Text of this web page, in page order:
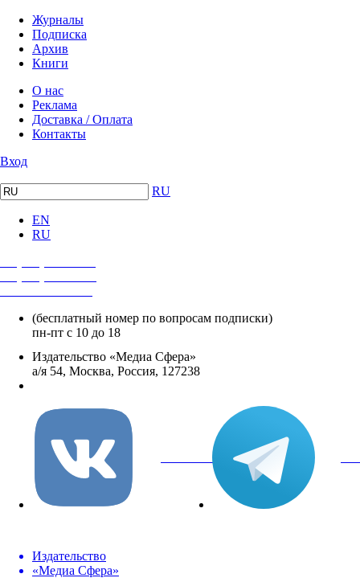
Журналы
Подписка
Архив
Книги
О нас
Реклама
Доставка / Оплата
Контакты
Вход
RU
EN
RU
(бесплатный номер по вопросам подписки)
пн-пт с 10 до 18
Издательство «Медиа Сфера»
а/я 54, Москва, Россия, 127238
вКонтакте
Издательство
«Медиа Сфера»